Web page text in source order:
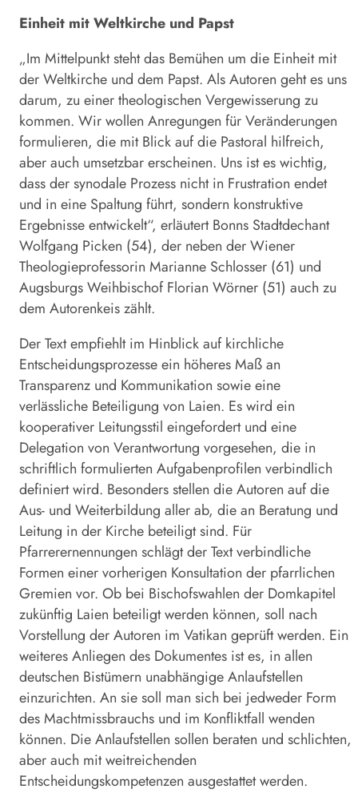
Einheit mit Weltkirche und Papst
„Im Mittelpunkt steht das Bemühen um die Einheit mit
der Weltkirche und dem Papst. Als Autoren geht es uns
darum, zu einer theologischen Vergewisserung zu
kommen. Wir wollen Anregungen für Veränderungen
formulieren, die mit Blick auf die Pastoral hilfreich,
aber auch umsetzbar erscheinen. Uns ist es wichtig,
dass der synodale Prozess nicht in Frustration endet
und in eine Spaltung führt, sondern konstruktive
Ergebnisse entwickelt“, erläutert Bonns Stadtdechant
Wolfgang Picken (54), der neben der Wiener
Theologieprofessorin Marianne Schlosser (61) und
Augsburgs Weihbischof Florian Wörner (51) auch zu
dem Autorenkeis zählt.
Der Text empfiehlt im Hinblick auf kirchliche
Entscheidungsprozesse ein höheres Maß an
Transparenz und Kommunikation sowie eine
verlässliche Beteiligung von Laien. Es wird ein
kooperativer Leitungsstil eingefordert und eine
Delegation von Verantwortung vorgesehen, die in
schriftlich formulierten Aufgabenprofilen verbindlich
definiert wird. Besonders stellen die Autoren auf die
Aus- und Weiterbildung aller ab, die an Beratung und
Leitung in der Kirche beteiligt sind. Für
Pfarrerernennungen schlägt der Text verbindliche
Formen einer vorherigen Konsultation der pfarrlichen
Gremien vor. Ob bei Bischofswahlen der Domkapitel
zukünftig Laien beteiligt werden können, soll nach
Vorstellung der Autoren im Vatikan geprüft werden. Ein
weiteres Anliegen des Dokumentes ist es, in allen
deutschen Bistümern unabhängige Anlaufstellen
einzurichten. An sie soll man sich bei jedweder Form
des Machtmissbrauchs und im Konfliktfall wenden
können. Die Anlaufstellen sollen beraten und schlichten,
aber auch mit weitreichenden
Entscheidungskompetenzen ausgestattet werden.